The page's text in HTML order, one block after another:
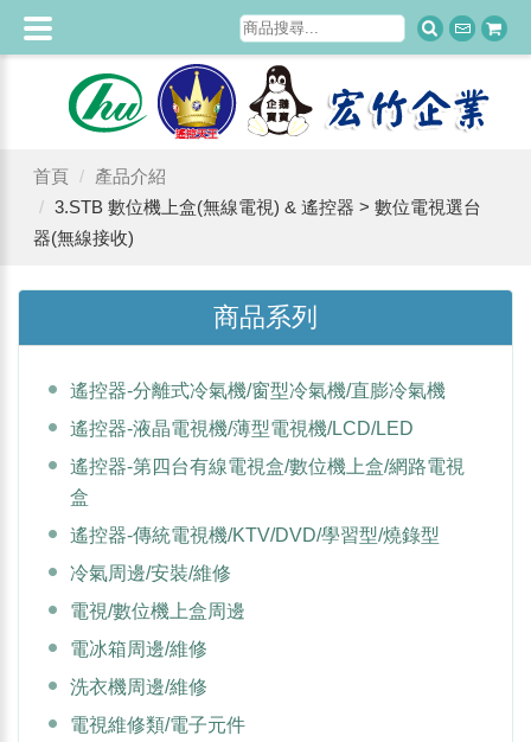
首頁
產品介紹
3.STB 數位機上盒(無線電視) & 遙控器 > 數位電視選台
器(無線接收)
商品系列
遙控器-分離式冷氣機/窗型冷氣機/直膨冷氣機
遙控器-液晶電視機/薄型電視機/LCD/LED
遙控器-第四台有線電視盒/數位機上盒/網路電視
盒
遙控器-傳統電視機/KTV/DVD/學習型/燒錄型
冷氣周邊/安裝/維修
電視/數位機上盒周邊
電冰箱周邊/維修
洗衣機周邊/維修
電視維修類/電子元件